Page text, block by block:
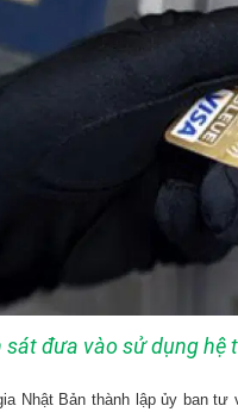
sát đưa vào sử dụng hệ
Nhật Bản thành lập ủy ban